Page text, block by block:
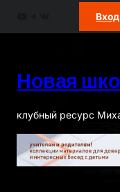
Новая
клубный ресурс